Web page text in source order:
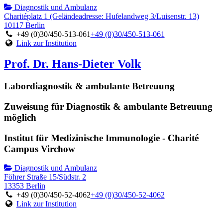
Diagnostik und Ambulanz
Charitéplatz 1 (Geländeadresse: Hufelandweg 3/Luisenstr. 13)
10117 Berlin
+49 (0)30/450-513-061+49 (0)30/450-513-061
Link zur Institution
Prof. Dr. Hans-Dieter Volk
Labordiagnostik & ambulante Betreuung
Zuweisung für Diagnostik & ambulante Betreuung
möglich
Institut für Medizinische Immunologie - Charité
Campus Virchow
Diagnostik und Ambulanz
Föhrer Straße 15/Südstr. 2
13353 Berlin
+49 (0)30/450-52-4062+49 (0)30/450-52-4062
Link zur Institution